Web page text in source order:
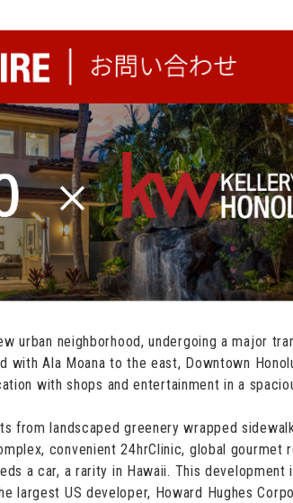
urban neighborhood, undergoing a major
with Ala Moana to the east, Downtown
with shops and entertainment in a
from landscaped greenery wrapped
convenient 24hrClinic, global gourmet
a car, a rarity in Hawaii. This
largest US developer, Howard Hughes